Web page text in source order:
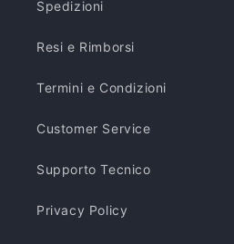
Spedizioni
Resi e Rimborsi
Termini e Condizioni
Customer Service
Supporto Tecnico
Privacy Policy